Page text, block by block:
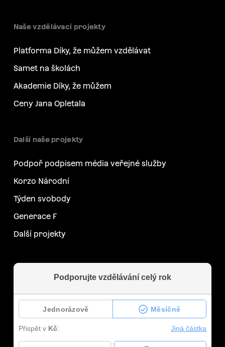
Naše vzdělávací projekty
Platforma Díky, že můžem vzdělávat
Samet na školách
Akademie Díky, že můžem
Ceny Jana Opletala
Další naše projekty
Podpoř podpisem média veřejné služby
Korzo Národní
Týden svobody
Generace F
Další projekty